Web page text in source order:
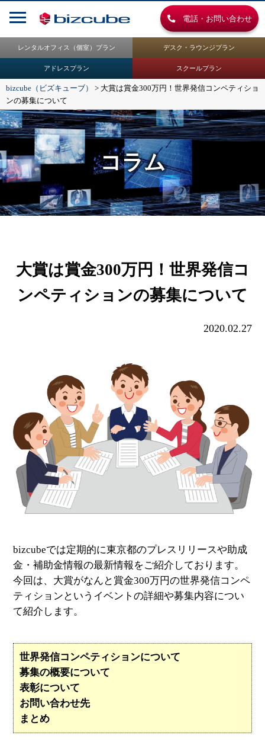
電話・お問い合わせ
レンタルオフィス（個室）プラン デスク・ラウンジプラン
アドレスプラン スクールプラン
bizcube（ビズキューブ） > 大賞は賞金300万円！世界発信コンペティショ
ンの募集について
コラム
大賞は賞金300万円！世界発信コ
ンペティションの募集について
2020.02.27
bizcubeでは定期的に東京都のプレスリリースや助成
金・補助金情報の最新情報をご紹介しております。
今回は、大賞がなんと賞金300万円の世界発信コンペ
ティションというイベントの詳細や募集内容につい
て紹介します。
世界発信コンペティションについて
募集の概要について
表彰について
お問い合わせ先
まとめ